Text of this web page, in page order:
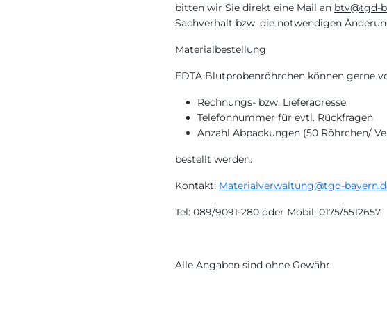
bitten wir Sie direkt eine Mail an btv@tgd-
Sachverhalt bzw. die notwendigen
Materialbestellung
EDTA Blutprobenröhrchen können gerne
Rechnungs- bzw. Lieferadresse
Telefonnummer für evtl. Rückfragen
Anzahl Abpackungen (50 Röhrchen/
bestellt werden.
Kontakt: Materialverwaltung@tgd-
Tel: 089/9091-280 oder Mobil: 0175/5512657
Alle Angaben sind ohne Gewähr.